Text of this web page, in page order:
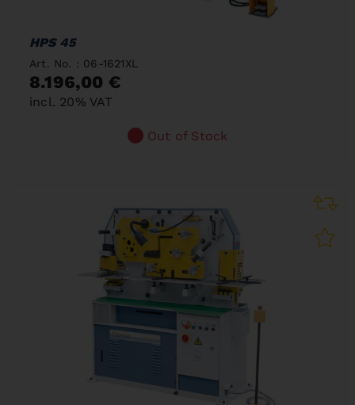
HPS 45
Art. No. : 06-1621XL
8.196,00 €
incl. 20% VAT
Out of Stock